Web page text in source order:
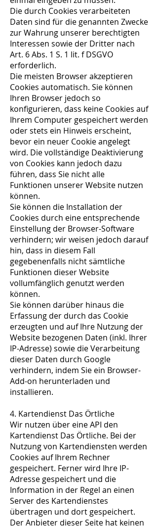
Die durch Cookies verarbeiteten
Daten sind für die genannten Zwecke
zur Wahrung unserer berechtigten
Interessen sowie der Dritter nach
Art. 6 Abs. 1 S. 1 lit. f DSGVO
erforderlich.
Die meisten Browser akzeptieren
Cookies automatisch. Sie können
Ihren Browser jedoch so
konfigurieren, dass keine Cookies auf
Ihrem Computer gespeichert werden
oder stets ein Hinweis erscheint,
bevor ein neuer Cookie angelegt
wird. Die vollständige Deaktivierung
von Cookies kann jedoch dazu
führen, dass Sie nicht alle
Funktionen unserer Website nutzen
können.
Sie können die Installation der
Cookies durch eine entsprechende
Einstellung der Browser-Software
verhindern; wir weisen jedoch darauf
hin, dass in diesem Fall
gegebenenfalls nicht sämtliche
Funktionen dieser Website
vollumfänglich genutzt werden
können.
Sie können darüber hinaus die
Erfassung der durch das Cookie
erzeugten und auf Ihre Nutzung der
Website bezogenen Daten (inkl. Ihrer
IP-Adresse) sowie die Verarbeitung
dieser Daten durch Google
verhindern, indem Sie ein Browser-
Add-on herunterladen und
installieren.
4. Kartendienst Das Örtliche
Wir nutzen über eine API den
Kartendienst Das Örtliche. Bei der
Nutzung von Kartendiensten werden
Cookies auf Ihrem Rechner
gespeichert. Ferner wird Ihre IP-
Adresse gespeichert und die
Information in der Regel an einen
Server des Kartendienstes
übertragen und dort gespeichert.
Der Anbieter dieser Seite hat keinen